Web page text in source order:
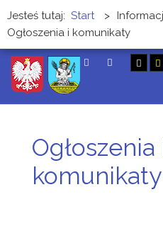
Jesteś tutaj: Start >
Ogłoszenia i komunikaty
Ogłoszenia
komunikaty